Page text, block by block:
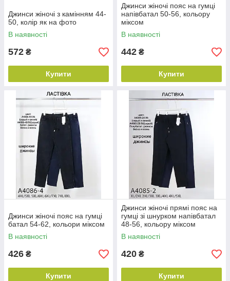
Джинси жіночі з камінням 44-
50, колір як на фото
В наявності
572 ₴
Купити
Джинси жіночі пояс на гумці
напівбатал 50-56, кольору
міксом
В наявності
442 ₴
Купити
Джинси жіночі пояс на гумці
батал 54-62, кольори міксом
В наявності
426 ₴
Купити
Джинси жіночі прямі пояс на
гумці зі шнурком напівбатал
48-56, кольору міксом
В наявності
420 ₴
Купити